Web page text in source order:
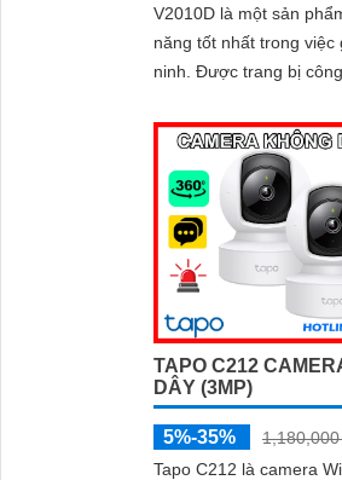
V2010D là một sản
năng tốt nhất trong việc
ninh. Được trang bị công nghệ AI,
ánh sáng BLC, cho
ngôi nhà của mình một
TAPO C212
DÂY (3MP)
5%-35%
1,180,000
Tapo C212 là camera